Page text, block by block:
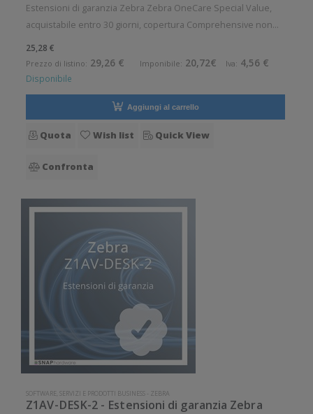
Estensioni di garanzia Zebra Zebra OneCare Special Value,
acquistabile entro 30 giorni, copertura Comprehensive non
25,28 €
Prezzo di listino: 29,26 € Imponibile: 20,72€ Iva: 4,56 €
Disponibile
Aggiungi al carrello
Quota Wish list Quick View
Confronta
SOFTWARE, SERVIZI E PRODOTTI BUSINESS - ZEBRA
Z1AV-DESK-2 - Estensioni di garanzia Zebra